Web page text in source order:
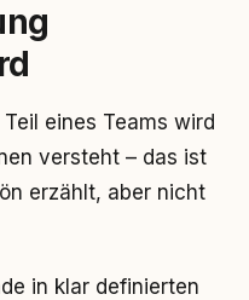
eines Teams wird
versteht – das ist
erzählt, aber nicht
in klar definierten